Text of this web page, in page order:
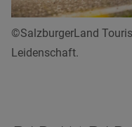
©SalzburgerLand
Leidenschaft.